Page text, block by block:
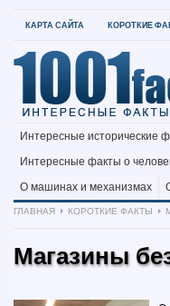
КАРТА САЙТА КОРОТКИЕ
Интересные исторические
Интересные факты о
О машинах и механизмах
ГЛАВНАЯ
КОРОТКИЕ ФАКТЫ
Магазины